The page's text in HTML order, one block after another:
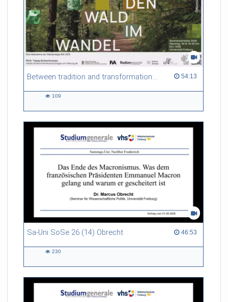
Between tradition and transformation: how owners, advisers and institutions co-create knowledge for resilient forests in Europe 54:13
54:13 duration
109
Sa-Uni SoSe 26 (14) Obrecht 46:53
46:53 duration
230